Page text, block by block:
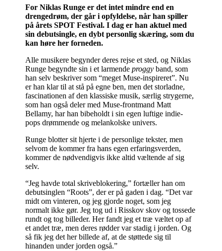
For Niklas Runge er det intet mindre end en
drengedrøm, der går i opfyldelse, når han spiller
på årets SPOT Festival. I dag er han aktuel med
sin debutsingle, en dybt personlig skæring, som du
kan høre her forneden.
Alle musikere begynder deres rejse et sted, og Niklas
Runge begyndte sin i et larmendeproggy band, som
han selv beskriver som “meget Muse-inspireret”. Nu
er han klar til at stå på egne ben, men det storladne,
fascinationen af den klassiske musik, særlig strygerne,
som han også deler med Muse-frontmand Matt
Bellamy, har han bibeholdt i sin egen luftige indie-
pops drømmende og melankolske univers.
Runge blotter sit hjerte i de personlige tekster, men
selvom de kommer fra hans egen erfaringsverden,
kommer de nødvendigvis ikke altid væltende af sig
selv.
“Jeg havde total skriveblokering,” fortæller han om
debutsinglen “Roots”, der er på gaden i dag. “Det var
midt om vinteren, og jeg gjorde noget, som jeg
normalt ikke gør. Jeg tog ud i Risskov skov og tossede
rundt og tog billeder. Her fandt jeg et træ væltet op af
et andet træ, men deres rødder var stadig i jorden. Og
så fik jeg det her billede af, at de støttede sig til
hinanden under jorden også.”